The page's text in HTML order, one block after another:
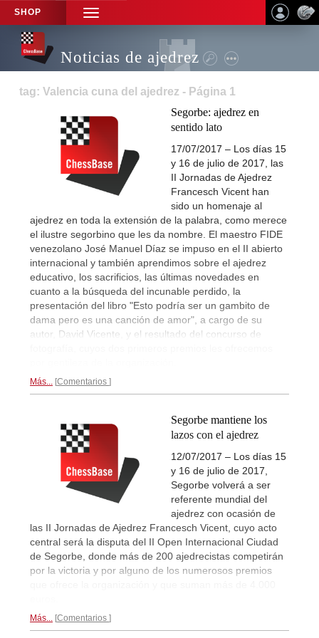
SHOP
TOGGLE
NAVIGATION
Noticias de ajedrez
tag: Valencia cuna del ajedrez - Página 1
Segorbe: ajedrez en
sentido lato
17/07/2017 – Los días 15
y 16 de julio de 2017, las
II Jornadas de Ajedrez
Francesch Vicent han
sido un homenaje al
ajedrez en toda la extensión de la palabra, como merece
el ilustre segorbino que les da nombre. El maestro FIDE
venezolano José Manuel Díaz se impuso en el II abierto
internacional y también aprendimos sobre el ajedrez
educativo, los sacrificios, las últimas novedades en
cuanto a la búsqueda del incunable perdido, la
presentación del libro "Esto podría ser un gambito de
dama pero es una canción de amor", a cargo de su
autor, David Vicente, y el resultado del concurso de
Más... Comentarios
Segorbe mantiene los
lazos con el ajedrez
12/07/2017 – Los días 15
y 16 de julio de 2017,
Segorbe volverá a ser
referente mundial del
ajedrez con ocasión de
las II Jornadas de Ajedrez Francesch Vicent, cuyo acto
central será la disputa del II Open Internacional Ciudad
de Segorbe, donde más de 200 ajedrecistas competirán
por la victoria y por alguno de los numerosos premios
Más... Comentarios